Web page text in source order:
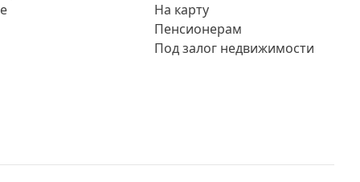
На карту
Пенсионерам
Под залог недвижимости